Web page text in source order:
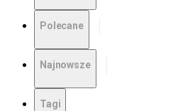
Polecane
Najnowsze
Tagi